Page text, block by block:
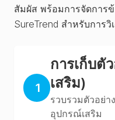
สัมผัส พร้อมการจัดการ
SureTrend สำหรับการ
1
การเก็บตั
เสริม)
รวบรวมตัวอย่า
อุปกรณ์เสริม